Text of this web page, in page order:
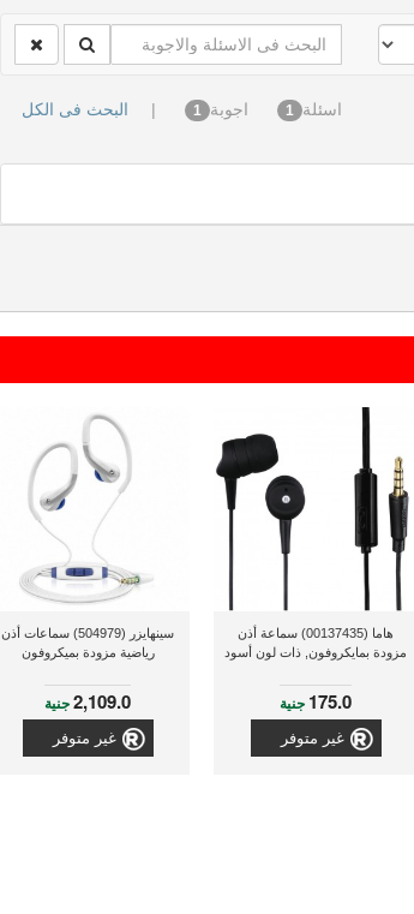
اسئلة 1 اجوبة 1
| البحث فى الكل
هاما (00137435) سماعة أذن
مزودة بمايكروفون, ذات لون أسود
175.0 جنية
غير متوفر
سينهايزر (504979) سماعات أذن
رياضية مزودة بميكروفون
2,109.0جنية
غير متوفر